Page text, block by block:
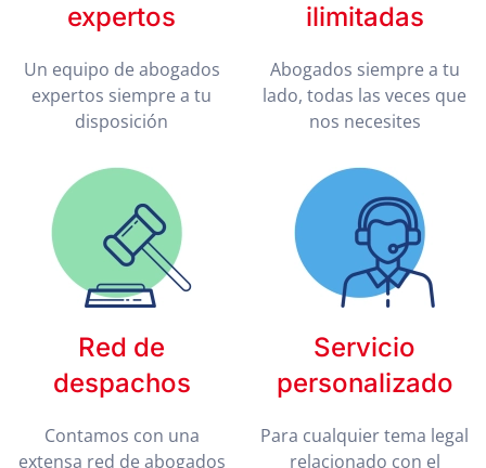
expertos
Un equipo de abogados
expertos siempre a tu
disposición
ilimitadas
Abogados siempre a tu
lado, todas las veces que
nos necesites
Red de
despachos
Contamos con una
extensa red de abogados
Servicio
personalizado
Para cualquier tema legal
relacionado con el